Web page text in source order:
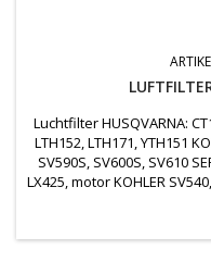
Luchtfilter HUSQVARNA:
LTH152, LTH171, YTH151
SV590S, SV600S, SV610
LX425, motor KOHLER
S,